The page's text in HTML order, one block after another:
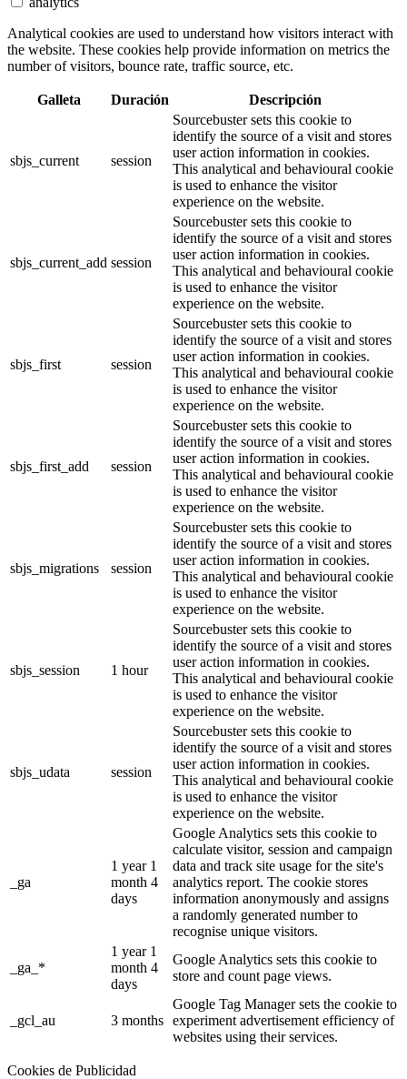
Analytical cookies are used to understand how visitors interact with
the website. These cookies help provide information on metrics the
number of visitors, bounce rate, traffic source, etc.
Galleta Duración Descripción
sbjs_current session
Sourcebuster sets this cookie to
identify the source of a visit and stores
user action information in cookies.
This analytical and behavioural cookie
is used to enhance the visitor
experience on the website.
sbjs_current_add session
Sourcebuster sets this cookie to
identify the source of a visit and stores
user action information in cookies.
This analytical and behavioural cookie
is used to enhance the visitor
experience on the website.
sbjs_first session
Sourcebuster sets this cookie to
identify the source of a visit and stores
user action information in cookies.
This analytical and behavioural cookie
is used to enhance the visitor
experience on the website.
sbjs_first_add session
Sourcebuster sets this cookie to
identify the source of a visit and stores
user action information in cookies.
This analytical and behavioural cookie
is used to enhance the visitor
experience on the website.
sbjs_migrations session
Sourcebuster sets this cookie to
identify the source of a visit and stores
user action information in cookies.
This analytical and behavioural cookie
is used to enhance the visitor
experience on the website.
sbjs_session 1 hour
Sourcebuster sets this cookie to
identify the source of a visit and stores
user action information in cookies.
This analytical and behavioural cookie
is used to enhance the visitor
experience on the website.
sbjs_udata session
Sourcebuster sets this cookie to
identify the source of a visit and stores
user action information in cookies.
This analytical and behavioural cookie
is used to enhance the visitor
experience on the website.
_ga
1 year 1
month 4
days
Google Analytics sets this cookie to
calculate visitor, session and campaign
data and track site usage for the site's
analytics report. The cookie stores
information anonymously and assigns
a randomly generated number to
recognise unique visitors.
_ga_*
1 year 1
month 4
days
Google Analytics sets this cookie to
store and count page views.
_gcl_au 3 months
Google Tag Manager sets the cookie to
experiment advertisement efficiency of
websites using their services.
Cookies de Publicidad